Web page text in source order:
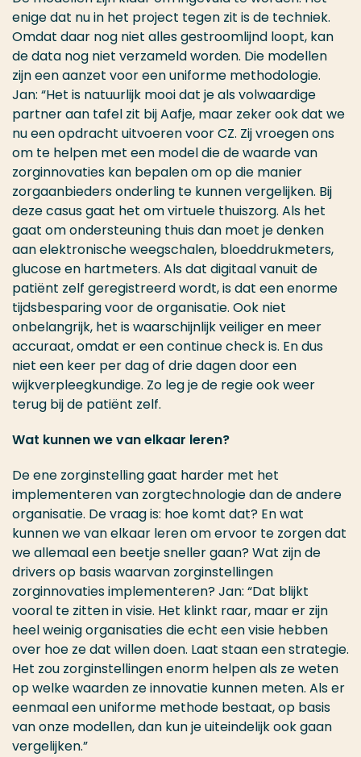
enige dat nu in het project tegen zit is de techniek.
Omdat daar nog niet alles gestroomlijnd loopt, kan
de data nog niet verzameld worden. Die modellen
zijn een aanzet voor een uniforme methodologie.
Jan: “Het is natuurlijk mooi dat je als volwaardige
partner aan tafel zit bij Aafje, maar zeker ook dat we
nu een opdracht uitvoeren voor CZ. Zij vroegen ons
om te helpen met een model die de waarde van
zorginnovaties kan bepalen om op die manier
zorgaanbieders onderling te kunnen vergelijken. Bij
deze casus gaat het om virtuele thuiszorg. Als het
gaat om ondersteuning thuis dan moet je denken
aan elektronische weegschalen, bloeddrukmeters,
glucose en hartmeters. Als dat digitaal vanuit de
patiënt zelf geregistreerd wordt, is dat een enorme
tijdsbesparing voor de organisatie. Ook niet
onbelangrijk, het is waarschijnlijk veiliger en meer
accuraat, omdat er een continue check is. En dus
niet een keer per dag of drie dagen door een
wijkverpleegkundige. Zo leg je de regie ook weer
terug bij de patiënt zelf.
Wat kunnen we van elkaar leren?
De ene zorginstelling gaat harder met het
implementeren van zorgtechnologie dan de andere
organisatie. De vraag is: hoe komt dat? En wat
kunnen we van elkaar leren om ervoor te zorgen dat
we allemaal een beetje sneller gaan? Wat zijn de
drivers op basis waarvan zorginstellingen
zorginnovaties implementeren? Jan: “Dat blijkt
vooral te zitten in visie. Het klinkt raar, maar er zijn
heel weinig organisaties die echt een visie hebben
over hoe ze dat willen doen. Laat staan een strategie.
Het zou zorginstellingen enorm helpen als ze weten
op welke waarden ze innovatie kunnen meten. Als er
eenmaal een uniforme methode bestaat, op basis
van onze modellen, dan kun je uiteindelijk ook gaan
vergelijken.”